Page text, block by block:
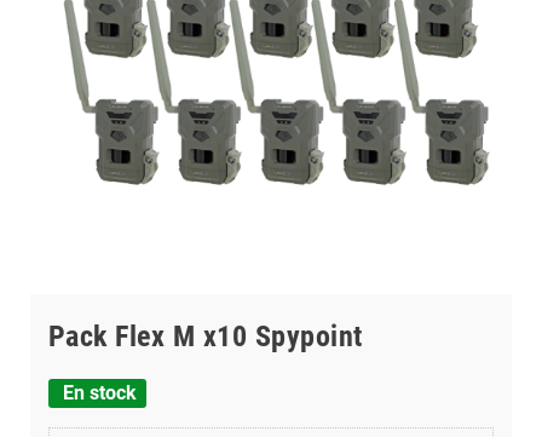
Pack Flex M x10 Spypoint
En stock